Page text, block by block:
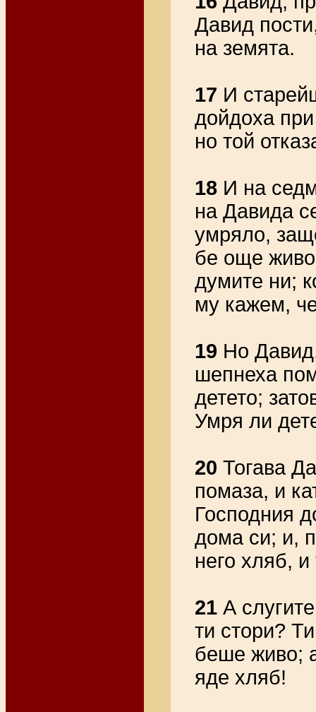
Давид
на земята.
17 И
дойдоха при
но той
18 И на
на Давида
умряло,
бе още
думите ни;
му кажем,
19 Но
шепнеха
детето;
Умря ли
20 Тогава
помаза, и
Господния
дома си; и,
него хляб,
21 А
ти стори?
беше живо;
яде хляб!